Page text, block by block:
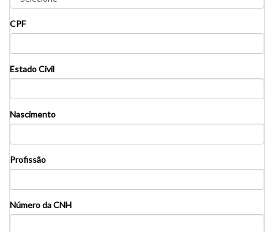
CPF
Estado Civil
Nascimento
Profissão
Número da CNH